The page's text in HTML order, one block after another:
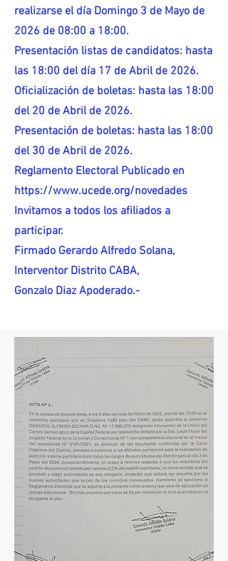
realizarse el día Domingo 3 de Mayo de
2026 de 08:00 a 18:00.
Presentación listas de candidatos: hasta
las 18:00 del día 17 de Abril de 2026.
Oficialización de boletas: hasta las 18:00
del 20 de Abril de 2026.
Presentación de boletas: hasta las 18:00
del 30 de Abril de 2026.
Reglamento Electoral Publicado en
https://www.ucede.org/novedades
Invitamos a todos los afiliados a
participar.
Firmado Gerardo Alfredo Solana,
Interventor Distrito CABA,
Gonzalo Diaz Apoderado.-